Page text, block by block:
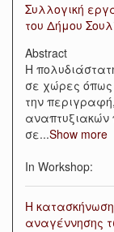
Συλλογική
του Δήμου
Abstract
Η
σε χώρες
την
αναπτυξιακών
σε...Show more
In Workshop:
Η
αναγέννησης